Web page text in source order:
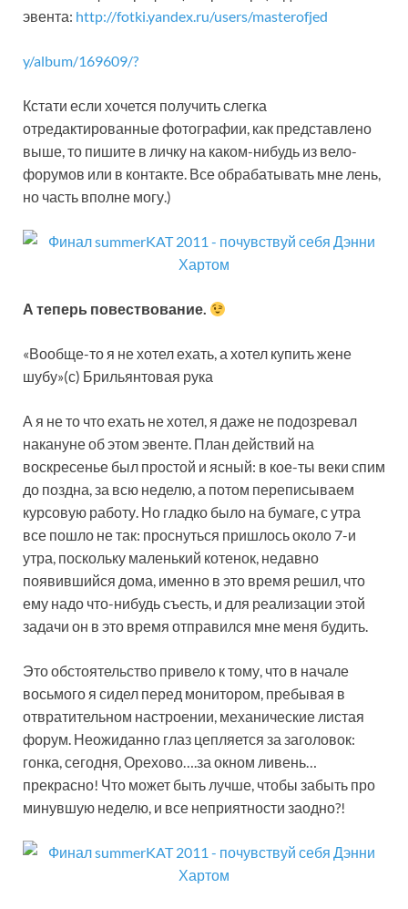
эвента: http://fotki.yandex.ru/users/masterofjed
y/album/169609/?
Кстати если хочется получить слегка
отредактированные фотографии, как представлено
выше, то пишите в личку на каком-нибудь из вело-
форумов или в контакте. Все обрабатывать мне лень,
но часть вполне могу.)
А теперь повествование.
«Вообще-то я не хотел ехать, а хотел купить жене
шубу»(с) Брильянтовая рука
А я не то что ехать не хотел, я даже не подозревал
накануне об этом эвенте. План действий на
воскресенье был простой и ясный: в кое-ты веки спим
до поздна, за всю неделю, а потом переписываем
курсовую работу. Но гладко было на бумаге, с утра
все пошло не так: проснуться пришлось около 7-и
утра, поскольку маленький котенок, недавно
появившийся дома, именно в это время решил, что
ему надо что-нибудь съесть, и для реализации этой
задачи он в это время отправился мне меня будить.
Это обстоятельство привело к тому, что в начале
восьмого я сидел перед монитором, пребывая в
отвратительном настроении, механические листая
форум. Неожиданно глаз цепляется за заголовок:
гонка, сегодня, Орехово….за окном ливень…
прекрасно! Что может быть лучше, чтобы забыть про
минувшую неделю, и все неприятности заодно?!